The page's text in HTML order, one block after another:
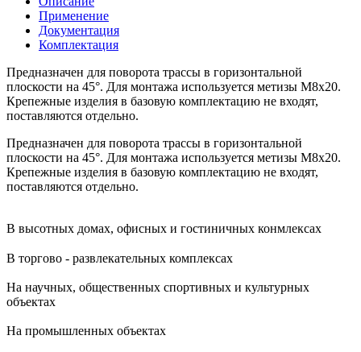
Применение
Документация
Комплектация
Предназначен для поворота трассы в горизонтальной
плоскости на 45°. Для монтажа используется метизы М8х20.
Крепежные изделия в базовую комплектацию не входят,
поставляются отдельно.
Предназначен для поворота трассы в горизонтальной
плоскости на 45°. Для монтажа используется метизы М8х20.
Крепежные изделия в базовую комплектацию не входят,
поставляются отдельно.
В высотных домах, офисных и гостиничных конмлексах
В торгово - развлекательных комплексах
На научных, общественных спортивных и культурных
объектах
На промышленных объектах